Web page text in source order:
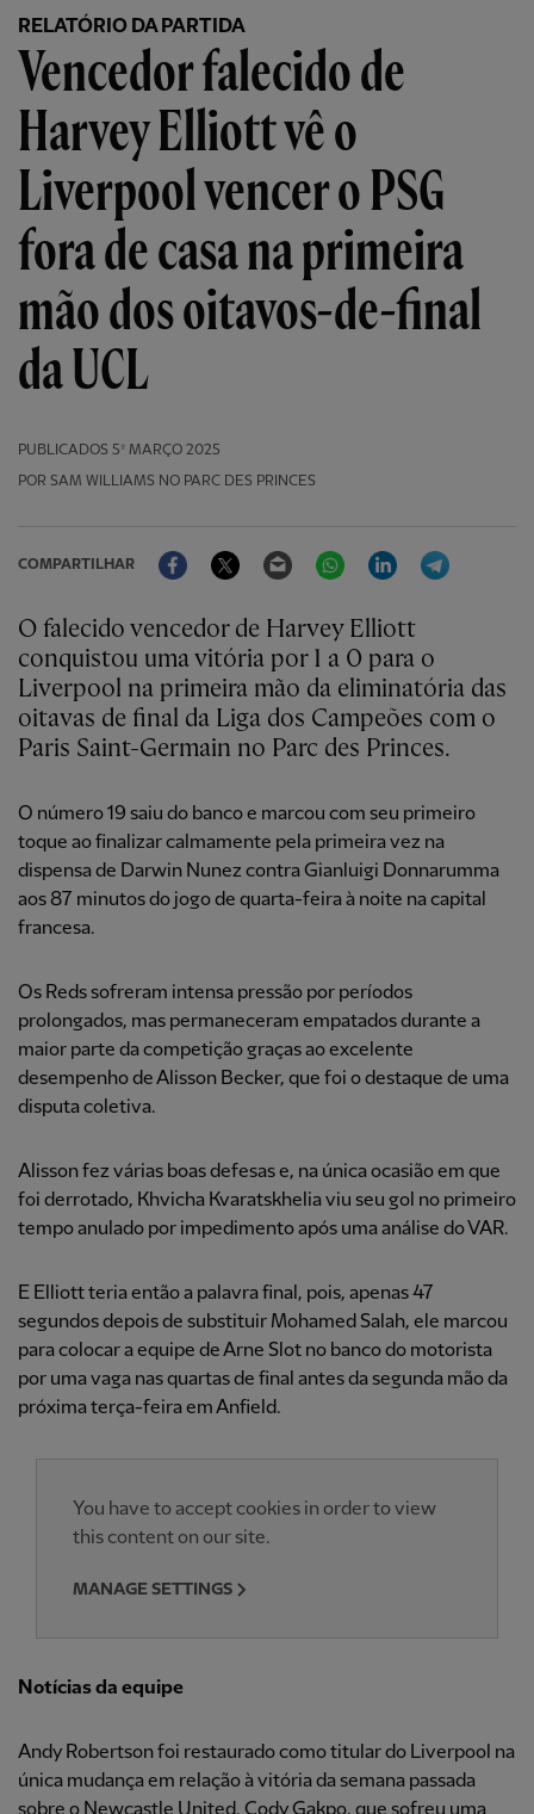
RELATÓRIO DA PARTIDA
Vencedor falecido de
Harvey Elliott vê o
Liverpool vencer o PSG
fora de casa na primeira
mão dos oitavos-de-final
da UCL
PUBLICADOS 5º MARÇO 2025
POR SAM WILLIAMS NO PARC DES PRINCES
COMPARTILHAR
FacebookTwitter Email WhatsAppLinkedIn
O falecido vencedor de Harvey Elliott
conquistou uma vitória por 1 a 0 para o
Liverpool na primeira mão da eliminatória das
oitavas de final da Liga dos Campeões com o
Paris Saint-Germain no Parc des Princes.
O número 19 saiu do banco e marcou com seu primeiro
toque ao finalizar calmamente pela primeira vez na
dispensa de Darwin Nunez contra Gianluigi Donnarumma
aos 87 minutos do jogo de quarta-feira à noite na capital
francesa.
Os Reds sofreram intensa pressão por períodos
prolongados, mas permaneceram empatados durante a
maior parte da competição graças ao excelente
desempenho de Alisson Becker, que foi o destaque de uma
disputa coletiva.
Alisson fez várias boas defesas e, na única ocasião em que
foi derrotado, Khvicha Kvaratskhelia viu seu gol no primeiro
tempo anulado por impedimento após uma análise do VAR.
E Elliott teria então a palavra final, pois, apenas 47
segundos depois de substituir Mohamed Salah, ele marcou
para colocar a equipe de Arne Slot no banco do motorista
por uma vaga nas quartas de final antes da segunda mão da
próxima terça-feira em Anfield.
You have to accept cookies in order to view
this content on our site.
MANAGE SETTINGS
Notícias da equipe
Andy Robertson foi restaurado como titular do Liverpool na
única mudança em relação à vitória da semana passada